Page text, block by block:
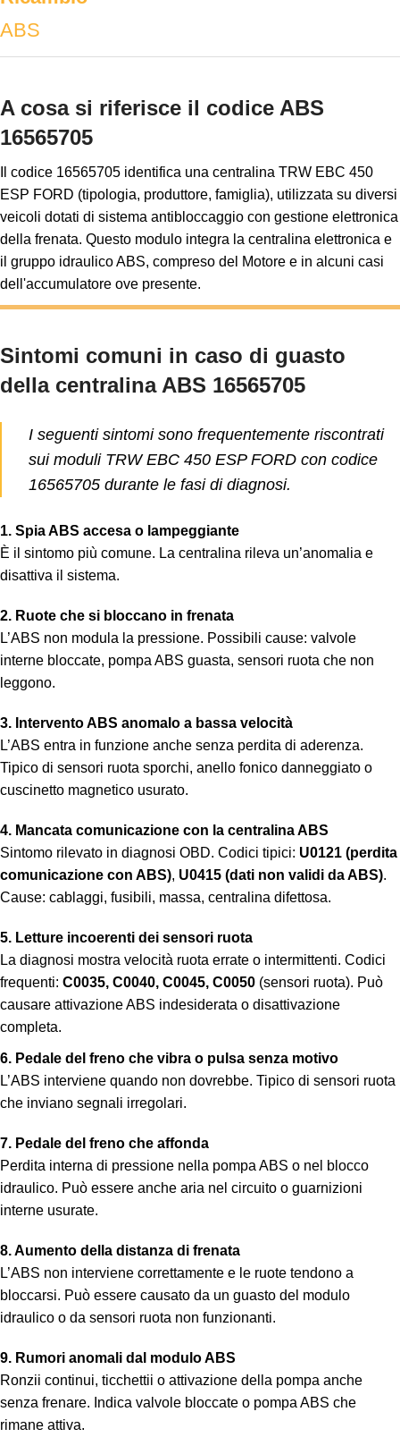
ABS
A cosa si riferisce il codice ABS
16565705
Il codice 16565705 identifica una centralina TRW EBC 450
ESP FORD (tipologia, produttore, famiglia), utilizzata su diversi
veicoli dotati di sistema antibloccaggio con gestione elettronica
della frenata. Questo modulo integra la centralina elettronica e
il gruppo idraulico ABS, compreso del Motore e in alcuni casi
dell'accumulatore ove presente.
Sintomi comuni in caso di guasto
della centralina ABS 16565705
I seguenti sintomi sono frequentemente riscontrati
sui moduli TRW EBC 450 ESP FORD con codice
16565705 durante le fasi di diagnosi.
1. Spia ABS accesa o lampeggiante
È il sintomo più comune. La centralina rileva un’anomalia e
disattiva il sistema.
2. Ruote che si bloccano in frenata
L’ABS non modula la pressione. Possibili cause: valvole
interne bloccate, pompa ABS guasta, sensori ruota che non
leggono.
3. Intervento ABS anomalo a bassa velocità
L’ABS entra in funzione anche senza perdita di aderenza.
Tipico di sensori ruota sporchi, anello fonico danneggiato o
cuscinetto magnetico usurato.
4. Mancata comunicazione con la centralina ABS
Sintomo rilevato in diagnosi OBD. Codici tipici: U0121 (perdita
comunicazione con ABS), U0415 (dati non validi da ABS).
Cause: cablaggi, fusibili, massa, centralina difettosa.
5. Letture incoerenti dei sensori ruota
La diagnosi mostra velocità ruota errate o intermittenti. Codici
frequenti: C0035, C0040, C0045, C0050 (sensori ruota). Può
causare attivazione ABS indesiderata o disattivazione
completa.
6. Pedale del freno che vibra o pulsa senza motivo
L’ABS interviene quando non dovrebbe. Tipico di sensori ruota
che inviano segnali irregolari.
7. Pedale del freno che affonda
Perdita interna di pressione nella pompa ABS o nel blocco
idraulico. Può essere anche aria nel circuito o guarnizioni
interne usurate.
8. Aumento della distanza di frenata
L’ABS non interviene correttamente e le ruote tendono a
bloccarsi. Può essere causato da un guasto del modulo
idraulico o da sensori ruota non funzionanti.
9. Rumori anomali dal modulo ABS
Ronzii continui, ticchettii o attivazione della pompa anche
senza frenare. Indica valvole bloccate o pompa ABS che
rimane attiva.